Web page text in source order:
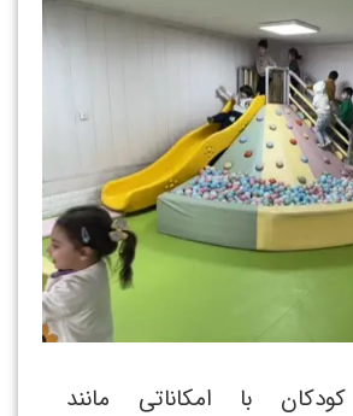
با امکاناتی مانند